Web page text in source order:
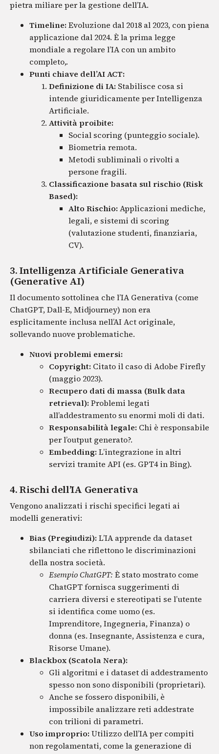
pietra miliare per la gestione dell’IA.
Timeline: Evoluzione dal 2018 al 2023, con piena
applicazione dal 2024. È la prima legge
mondiale a regolare l’IA con un ambito
completo,.
Punti chiave dell’AI ACT:
Definizione di IA: Stabilisce cosa si
intende giuridicamente per Intelligenza
Artificiale.
Attività proibite:
Social scoring (punteggio sociale).
Biometria remota.
Metodi subliminali o rivolti a
persone fragili.
Classificazione basata sul rischio (Risk
Based):
Alto Rischio: Applicazioni mediche,
legali, e sistemi di scoring
(valutazione studenti, finanziaria,
CV).
3. Intelligenza Artificiale Generativa
(Generative AI)
Il documento sottolinea che l’IA Generativa (come
ChatGPT, Dall-E, Midjourney) non era
esplicitamente inclusa nell’AI Act originale,
sollevando nuove problematiche.
Nuovi problemi emersi:
Copyright: Citato il caso di Adobe Firefly
(maggio 2023).
Recupero dati di massa (Bulk data
retrieval): Problemi legati
all’addestramento su enormi moli di dati.
Responsabilità legale: Chi è responsabile
per l’output generato?.
Embedding: L’integrazione in altri
servizi tramite API (es. GPT4 in Bing).
4. Rischi dell’IA Generativa
Vengono analizzati i rischi specifici legati ai
modelli generativi:
Bias (Pregiudizi): L’IA apprende da dataset
sbilanciati che riflettono le discriminazioni
della nostra società.
Esempio ChatGPT: È stato mostrato come
ChatGPT fornisca suggerimenti di
carriera diversi e stereotipati se l’utente
si identifica come uomo (es.
Imprenditore, Ingegneria, Finanza) o
donna (es. Insegnante, Assistenza e cura,
Risorse Umane).
Blackbox (Scatola Nera):
Gli algoritmi e i dataset di addestramento
spesso non sono disponibili (proprietari).
Anche se fossero disponibili, è
impossibile analizzare reti addestrate
con trilioni di parametri.
Uso improprio: Utilizzo dell’IA per compiti
non regolamentati, come la generazione di